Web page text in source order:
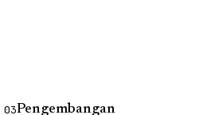
03Pengembangan